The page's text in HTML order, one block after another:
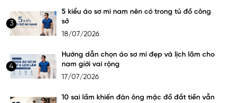
3
5 kiểu áo sơ mi nam nên có trong tủ đồ công
sở
18/07/2026
4
Hướng dẫn chọn áo sơ mi đẹp và lịch lãm cho
nam giới vai rộng
17/07/2026
10 sai lầm khiến đàn ông mặc đồ đắt tiền vẫn